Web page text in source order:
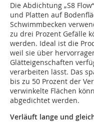
Die Abdichtung „S8
und Platten auf
Schwimmbecken
zu drei Prozent Gefälle
werden. Ideal ist die
weil sie über
Glätteigenschaften
verarbeiten lässt. Das
bis zu 50 Prozent der
verwinkelte Flächen
abgedichtet werden.
Verläuft lange und